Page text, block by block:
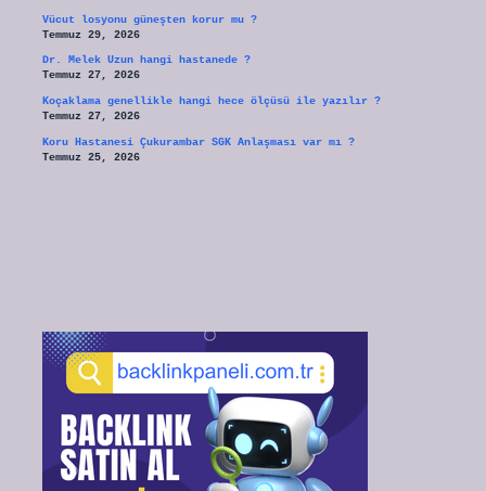
Vücut losyonu güneşten korur mu ?
Temmuz 29, 2026
Dr. Melek Uzun hangi hastanede ?
Temmuz 27, 2026
Koçaklama genellikle hangi hece ölçüsü ile yazılır ?
Temmuz 27, 2026
Koru Hastanesi Çukurambar SGK Anlaşması var mı ?
Temmuz 25, 2026